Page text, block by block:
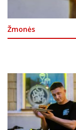
Žmonės